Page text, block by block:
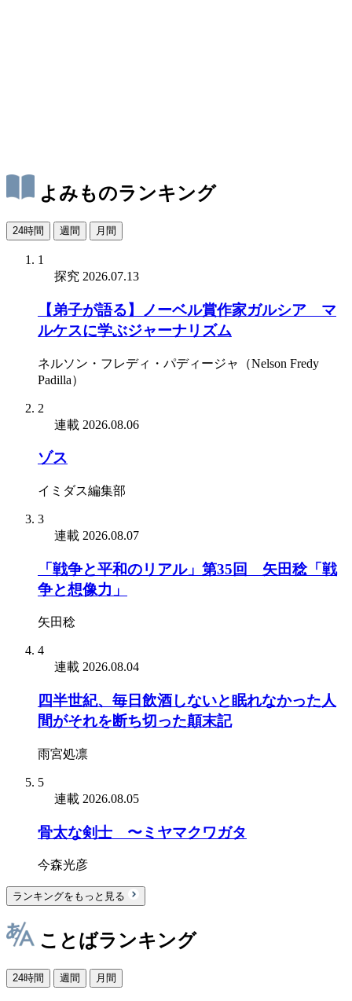
よみものランキング
24時間 週間 月間
1
探究 2026.07.13
【弟子が語る】ノーベル賞作家ガルシア゠マ
ルケスに学ぶジャーナリズム
ネルソン・フレディ・パディージャ（Nelson Fredy
Padilla）
2
連載 2026.08.06
ゾス
イミダス編集部
3
連載 2026.08.07
「戦争と平和のリアル」第35回 矢田稔「戦
争と想像力」
矢田稔
4
連載 2026.08.04
四半世紀、毎日飲酒しないと眠れなかった人
間がそれを断ち切った顛末記
雨宮処凛
5
連載 2026.08.05
骨太な剣士 〜ミヤマクワガタ
今森光彦
ランキングをもっと見る
ことばランキング
24時間 週間 月間